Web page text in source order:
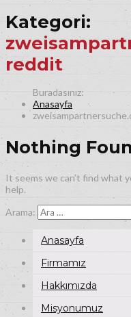
Kategori:
reddit
Anasayfa
Nothing
It seems we can’t find what
help.
Arama:
Anasayfa
Firmamız
Hakkımızda
Misyonumuz